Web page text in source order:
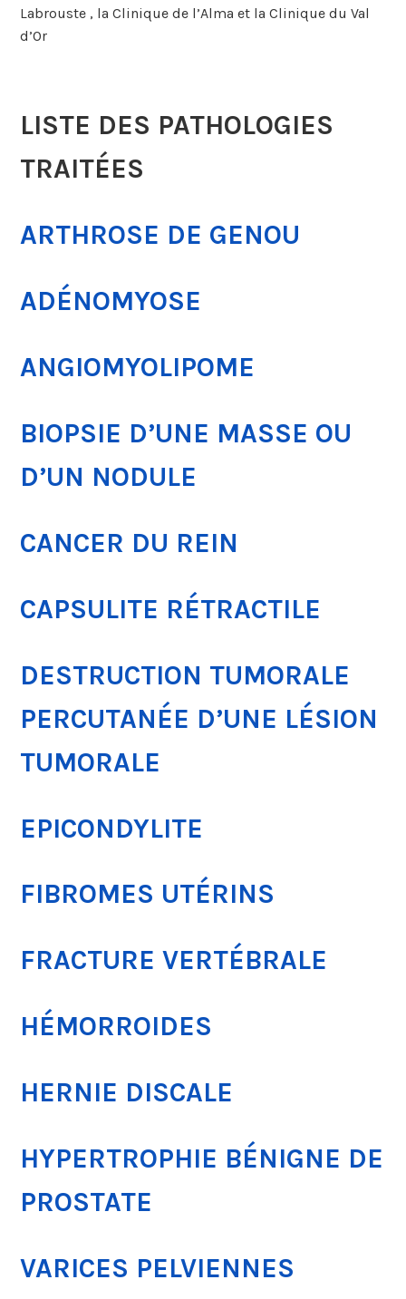
Labrouste , la Clinique de l’Alma et la Clinique du Val
d’Or
LISTE DES PATHOLOGIES
TRAITÉES
ARTHROSE DE GENOU
ADÉNOMYOSE
ANGIOMYOLIPOME
BIOPSIE D’UNE MASSE OU
D’UN NODULE
CANCER DU REIN
CAPSULITE RÉTRACTILE
DESTRUCTION TUMORALE
PERCUTANÉE D’UNE LÉSION
TUMORALE
EPICONDYLITE
FIBROMES UTÉRINS
FRACTURE VERTÉBRALE
HÉMORROIDES
HERNIE DISCALE
HYPERTROPHIE BÉNIGNE DE
PROSTATE
VARICES PELVIENNES